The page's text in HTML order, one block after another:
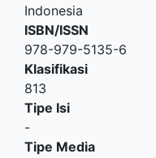
Indonesia
ISBN/ISSN
978-979-5135-6
Klasifikasi
813
Tipe Isi
-
Tipe Media